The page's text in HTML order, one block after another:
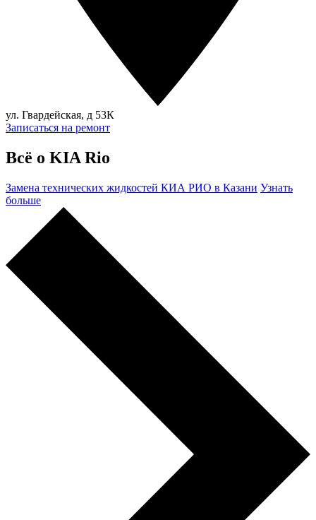
ул. Гвардейская, д 53К
Записаться на ремонт
Всё о KIA Rio
Замена технических жидкостей КИА РИО в Казани Узнать
больше